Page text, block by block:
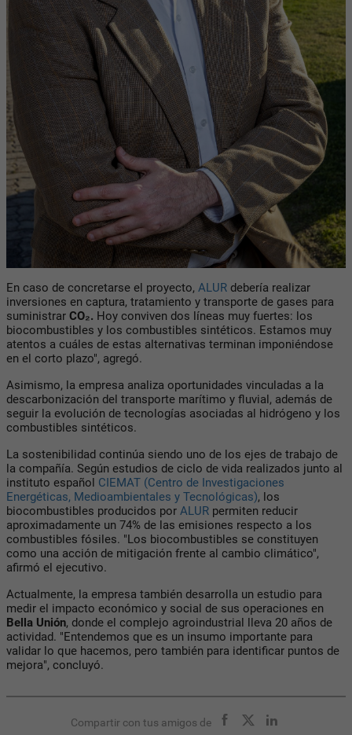
En caso de concretarse el proyecto, ALUR debería realizar
inversiones en captura, tratamiento y transporte de gases para
suministrar CO₂. Hoy conviven dos líneas muy fuertes: los
biocombustibles y los combustibles sintéticos. Estamos muy
atentos a cuáles de estas alternativas terminan imponiéndose
en el corto plazo", agregó.
Asimismo, la empresa analiza oportunidades vinculadas a la
descarbonización del transporte marítimo y fluvial, además de
seguir la evolución de tecnologías asociadas al hidrógeno y los
combustibles sintéticos.
La sostenibilidad continúa siendo uno de los ejes de trabajo de
la compañía. Según estudios de ciclo de vida realizados junto al
instituto español CIEMAT (Centro de Investigaciones
Energéticas, Medioambientales y Tecnológicas), los
biocombustibles producidos por ALUR permiten reducir
aproximadamente un 74% de las emisiones respecto a los
combustibles fósiles. "Los biocombustibles se constituyen
como una acción de mitigación frente al cambio climático",
afirmó el ejecutivo.
Actualmente, la empresa también desarrolla un estudio para
medir el impacto económico y social de sus operaciones en
Bella Unión, donde el complejo agroindustrial lleva 20 años de
actividad. "Entendemos que es un insumo importante para
validar lo que hacemos, pero también para identificar puntos de
mejora", concluyó.
Compartir con tus amigos de